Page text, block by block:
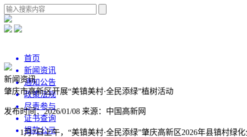
首页
新闻资讯
通知公告
政策法规
尽责参与
证书查询
捐款公示
新闻资讯
肇庆市高新区开展“美镇美村·全民添绿”植树活动
发布时间：2026/01/08 来源：中国高新网
1月7日上午，“美镇美村·全民添绿”肇庆高新区2026年县镇村